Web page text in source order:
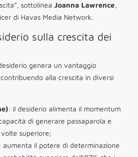
sottolinea Joanna Lawrence,
di Havas Media Network.
sulla crescita dei
genera un vantaggio
alla crescita in diversi
: il desiderio alimenta il momentum
di generare passaparola e
superiore;
il potere di determinazione